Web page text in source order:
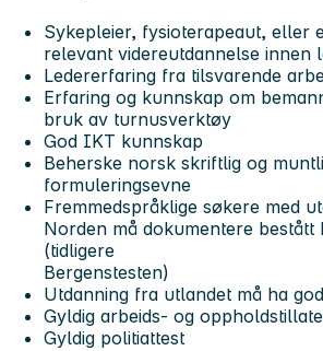
Sykepleier, fysioterapeaut, eller
relevant videreutdannelse innen
Ledererfaring fra tilsvarende
Erfaring og kunnskap om
bruk av turnusverktøy
God IKT kunnskap
Beherske norsk skriftlig og
formuleringsevne
Fremmedspråklige søkere med
Norden må dokumentere bestått
(tidligere
Bergenstesten)
Utdanning fra utlandet må ha
Gyldig arbeids- og
Gyldig politiattest